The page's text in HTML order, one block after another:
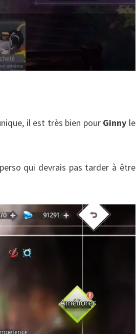
il est très bien pour Ginny le
qui devrais pas tarder à être